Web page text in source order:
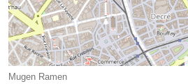
Mugen Ramen